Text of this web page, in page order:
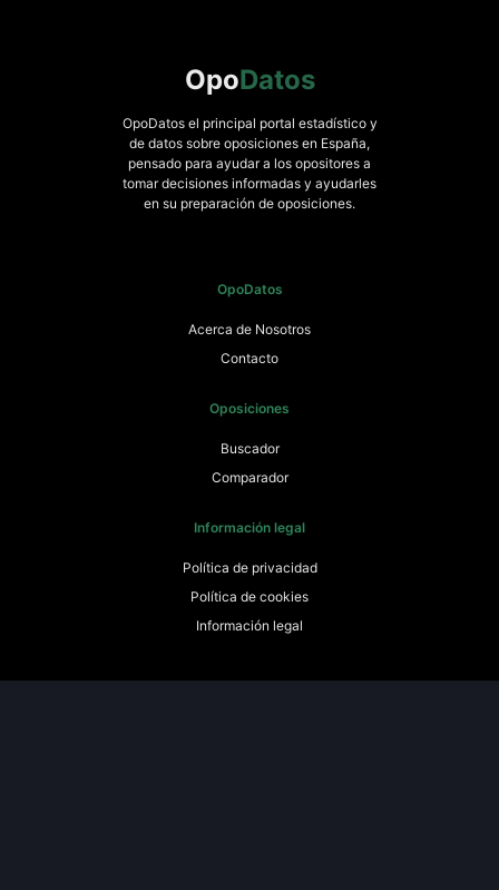
OpoDatos
OpoDatos el principal portal estadístico y
de datos sobre oposiciones en España,
pensado para ayudar a los opositores a
tomar decisiones informadas y ayudarles
en su preparación de oposiciones.
OpoDatos
Acerca de Nosotros
Contacto
Oposiciones
Buscador
Comparador
Información legal
Política de privacidad
Política de cookies
Información legal